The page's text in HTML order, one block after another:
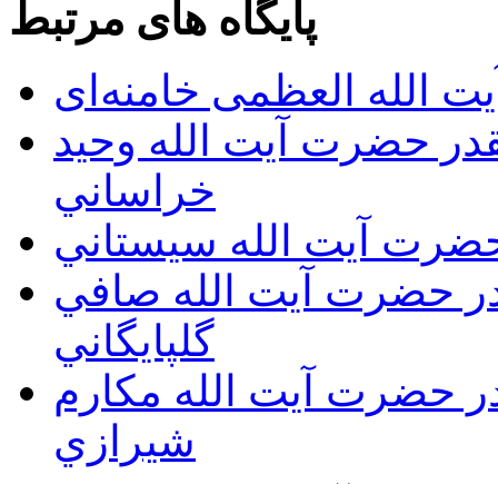
پایگاه های مرتبط
الله العظمی خامنه‌ای
حضرت آيت الله وحيد
خراساني
حضرت آيت الله سيستاني
حضرت آيت الله صافي
گلپايگاني
حضرت آيت الله مكارم
شيرازي